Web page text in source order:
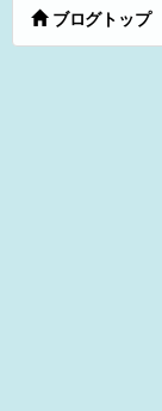
ブログトップ